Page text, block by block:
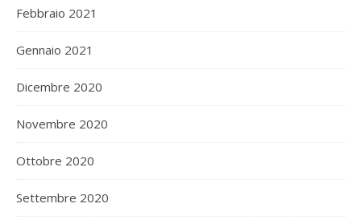
Febbraio 2021
Gennaio 2021
Dicembre 2020
Novembre 2020
Ottobre 2020
Settembre 2020